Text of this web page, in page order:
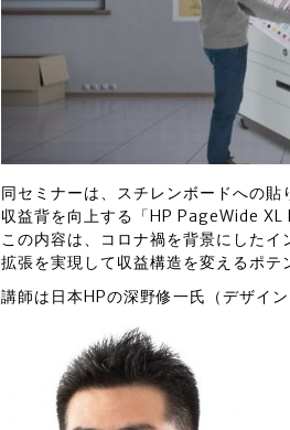
同セミナーは、スチレンボードへの
収益背を向上する「HP PageWide XL
この内容は、コロナ禍を背景にした
拡張を実現して収益構造を変えるポテ
講師は日本HPの深野修一氏（デザイ